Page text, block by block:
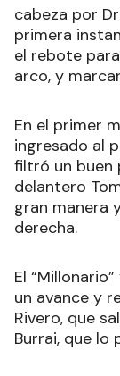
cabeza por
primera
el rebote
arco, y
En el primer
ingresado al
filtró un buen
delantero
gran manera
derecha.
El
un avance y
Rivero, que
Burrai, que lo